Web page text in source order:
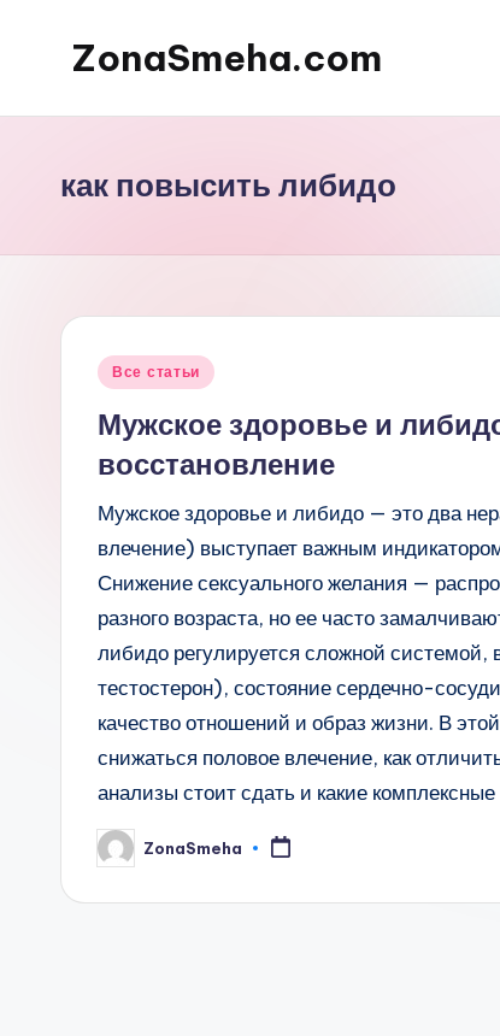
ПерейтиZonaSmeha.com
Правильное
как повысить либидо
Опубликовано
Все статьи
Мужское здоровье и
восстановление
Мужское здоровье и либидо — это два
влечение) выступает важным
Снижение сексуального желания —
разного возраста, но ее часто
либидо регулируется сложной
тестостерон), состояние сердечно-
качество отношений и образ жизни. В
снижаться половое влечение, как
анализы стоит сдать и какие
Запись
от
ZonaSmeha